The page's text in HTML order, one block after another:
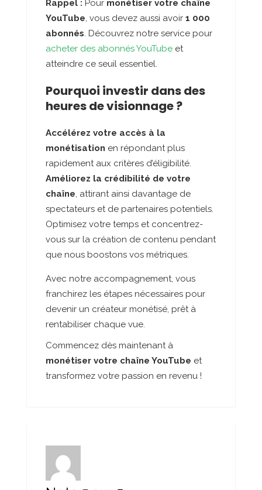
Rappel : Pour monétiser votre chaîne
YouTube, vous devez aussi avoir 1 000
abonnés. Découvrez notre service pour
acheter des abonnés YouTube et
atteindre ce seuil essentiel.
Pourquoi investir dans des
heures de visionnage ?
Accélérez votre accès à la
monétisation en répondant plus
rapidement aux critères d’éligibilité.
Améliorez la crédibilité de votre
chaîne, attirant ainsi davantage de
spectateurs et de partenaires potentiels.
Optimisez votre temps et concentrez-
vous sur la création de contenu pendant
que nous boostons vos métriques.
Avec notre accompagnement, vous
franchirez les étapes nécessaires pour
devenir un créateur monétisé, prêt à
rentabiliser chaque vue.
Commencez dès maintenant à
monétiser votre chaîne YouTube et
transformez votre passion en revenu !